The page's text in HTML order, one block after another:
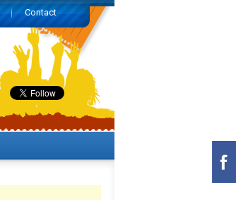
Contact